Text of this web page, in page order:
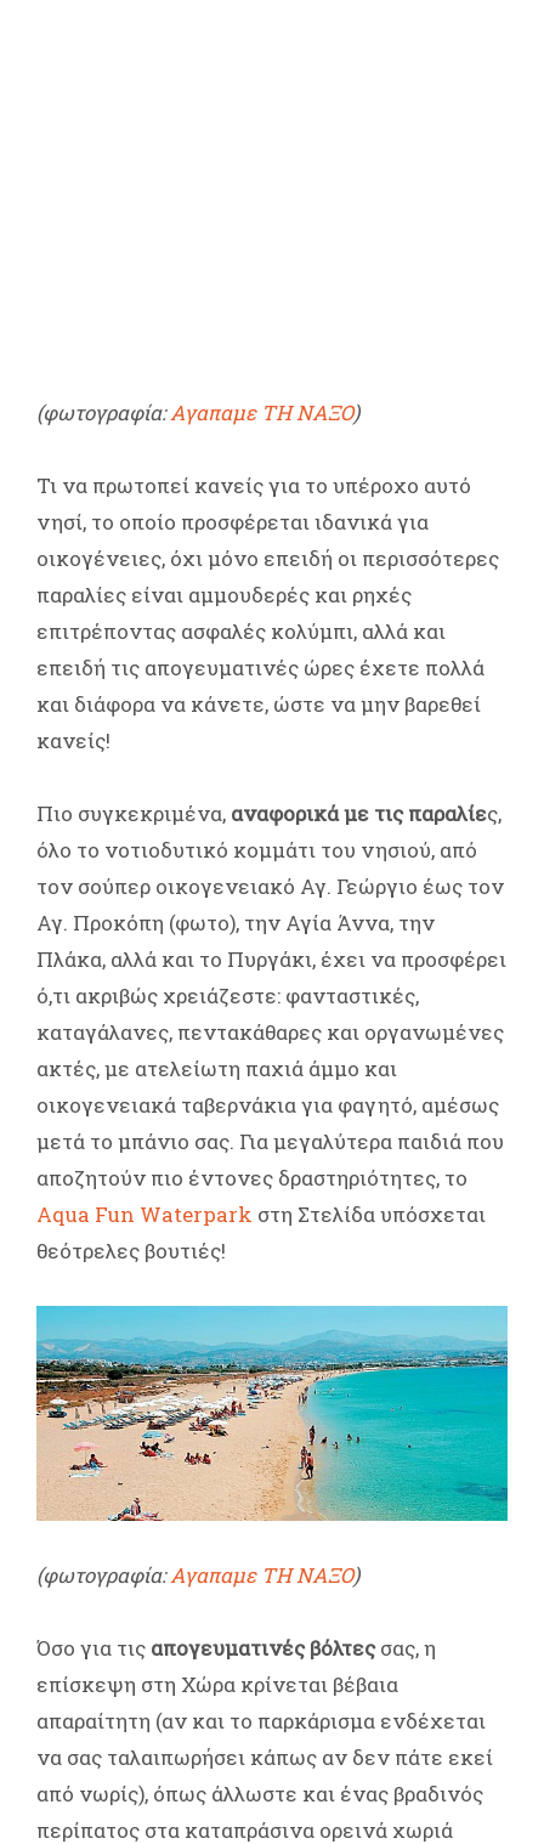
(φωτογραφία:Αγαπαμε ΤΗ ΝΑΞΟ)
Τι να πρωτοπεί κανείς για το υπέροχο αυτό
νησί, το οποίο προσφέρεται ιδανικά για
οικογένειες, όχι μόνο επειδή οι περισσότερες
παραλίες είναι αμμουδερές και ρηχές
επιτρέποντας ασφαλές κολύμπι, αλλά και
επειδή τις απογευματινές ώρες έχετε πολλά
και διάφορα να κάνετε, ώστε να μην βαρεθεί
κανείς!
Πιο συγκεκριμένα, αναφορικά με τις παραλίες,
όλο το νοτιοδυτικό κομμάτι του νησιού, από
τον σούπερ οικογενειακό Αγ. Γεώργιο έως τον
Αγ. Προκόπη (φωτο), την Αγία Άννα, την
Πλάκα, αλλά και το Πυργάκι, έχει να προσφέρει
ό,τι ακριβώς χρειάζεστε: φανταστικές,
καταγάλανες, πεντακάθαρες και οργανωμένες
ακτές, με ατελείωτη παχιά άμμο και
οικογενειακά ταβερνάκια για φαγητό, αμέσως
μετά το μπάνιο σας. Για μεγαλύτερα παιδιά που
αποζητούν πιο έντονες δραστηριότητες, το
Aqua Fun Waterpark στη Στελίδα υπόσχεται
θεότρελες βουτιές!
(φωτογραφία:Αγαπαμε ΤΗ ΝΑΞΟ)
Όσο για τις απογευματινές βόλτεςσας, η
επίσκεψη στη Χώρα κρίνεται βέβαια
απαραίτητη (αν και το παρκάρισμα ενδέχεται
να σας ταλαιπωρήσει κάπως αν δεν πάτε εκεί
από νωρίς), όπως άλλωστε και ένας βραδινός
περίπατος στα καταπράσινα ορεινά χωριά